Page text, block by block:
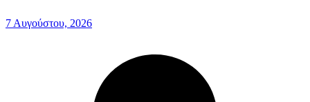
7 Αυγούστου, 2026